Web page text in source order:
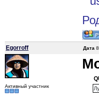
Egorroff Дата
Активный участник